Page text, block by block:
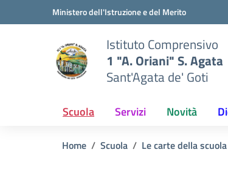
Vai ai contenuti
Vai al menu di navigazioneMinistero dell'Istruzione e del Merito
Istituto Comprensivo
1 "A. Oriani" S. Agata
Sant'Agata de' Goti
Scuola Servizi Novità
Home Scuola Le carte della scuola